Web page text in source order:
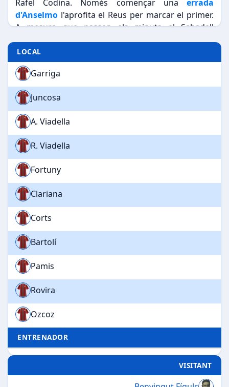
Rafel Codina. Només començar una errada
d'Anselmo l'aprofita el Reus per marcar el primer.
A mesura que passen els minuts el Sabadell
domina el joc i mitjançantMorales arriba l'empat.
Abans d'arribar al descans i en pocs minuts
Monistrol fa tres gols seguits.A la segona part el
joc va ser força animat, fent tots dos equipa un gol
més. Monistrol va fer el cinquè per part del
Sabadell i Rovira el segon dels reusencs. Després
del partit es va visitar elcasino de Reusi la junta
directiva va admetre que el Sabadell era el club
més fort que havia anat mai a Reus.
LOCAL
Garriga
Juncosa
A. Viadella
R. Viadella
Fortuny
Clariana
Corts
Bartolí
Pamis
Rovira
Ozcoz
ENTRENADOR
VISITANT